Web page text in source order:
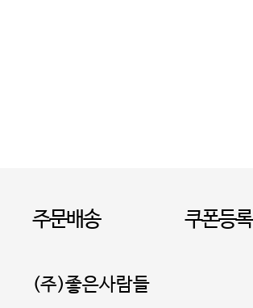
주문배송 쿠폰등록
(주)좋은사람들